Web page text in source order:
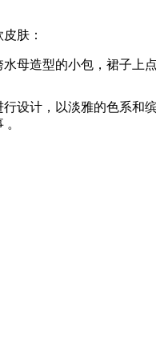
肤：
造型的小包，裙子上
设计，以淡雅的色系